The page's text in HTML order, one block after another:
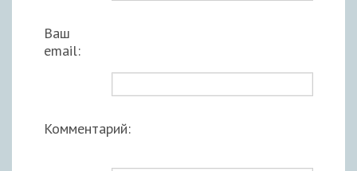
Ваш
email:
Комментарий: